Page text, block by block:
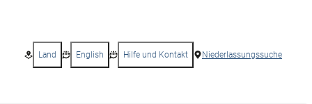
Land English Hilfe und Kontakt Niederlassungssuche